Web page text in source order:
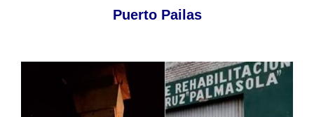
Puerto Pailas